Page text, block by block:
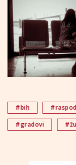
#bih
#gradovi